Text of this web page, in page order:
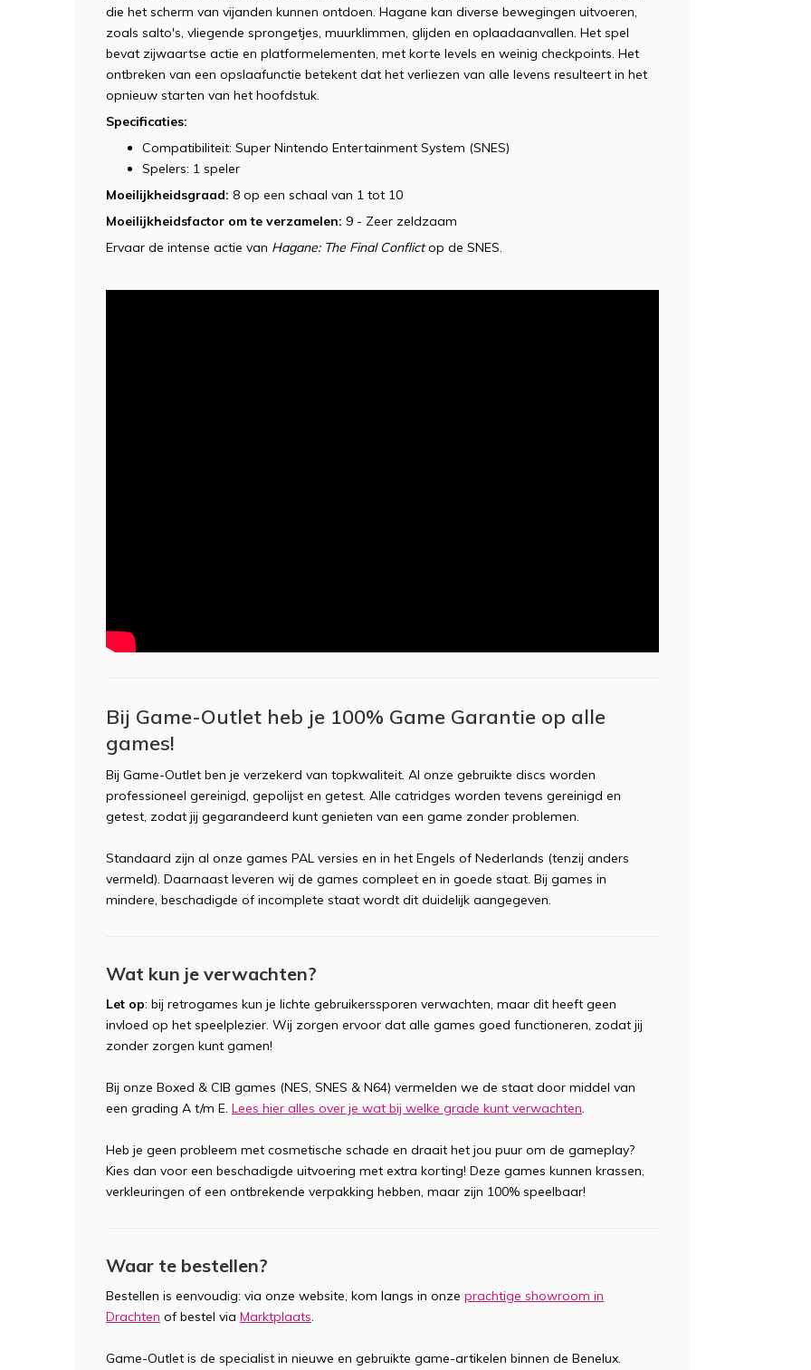
die het scherm van vijanden kunnen ontdoen. Hagane kan diverse bewegingen uitvoeren,
zoals salto's, vliegende sprongetjes, muurklimmen, glijden en oplaadaanvallen. Het spel
bevat zijwaartse actie en platformelementen, met korte levels en weinig checkpoints. Het
ontbreken van een opslaafunctie betekent dat het verliezen van alle levens resulteert in het
opnieuw starten van het hoofdstuk.
Specificaties:
Compatibiliteit: Super Nintendo Entertainment System (SNES)
Spelers: 1 speler
Moeilijkheidsgraad: 8 op een schaal van 1 tot 10
Moeilijkheidsfactor om te verzamelen: 9 - Zeer zeldzaam
Ervaar de intense actie van Hagane: The Final Conflictop de SNES.
Bij Game-Outlet heb je 100% Game Garantie op alle
games!
Bij Game-Outlet ben je verzekerd van topkwaliteit. Al onze gebruikte discs worden
professioneel gereinigd, gepolijst en getest. Alle catridges worden tevens gereinigd en
getest, zodat jij gegarandeerd kunt genieten van een game zonder problemen.
Standaard zijn al onze games PAL versies en in het Engels of Nederlands (tenzij anders
vermeld). Daarnaast leveren wij de games compleet en in goede staat. Bij games in
mindere, beschadigde of incomplete staat wordt dit duidelijk aangegeven.
Wat kun je verwachten?
Let op: bij retrogames kun je lichte gebruikerssporen verwachten, maar dit heeft geen
invloed op het speelplezier. Wij zorgen ervoor dat alle games goed functioneren, zodat jij
zonder zorgen kunt gamen!
Bij onze Boxed & CIB games (NES, SNES & N64) vermelden we de staat door middel van
een grading A t/m E. Lees hier alles over je wat bij welke grade kunt verwachten.
Heb je geen probleem met cosmetische schade en draait het jou puur om de gameplay?
Kies dan voor een beschadigde uitvoering met extra korting! Deze games kunnen krassen,
verkleuringen of een ontbrekende verpakking hebben, maar zijn 100% speelbaar!
Waar te bestellen?
Bestellen is eenvoudig: via onze website, kom langs in onze prachtige showroom in
Drachten of bestel via Marktplaats.
Game-Outlet is de specialist in nieuwe en gebruikte game-artikelen binnen de Benelux.